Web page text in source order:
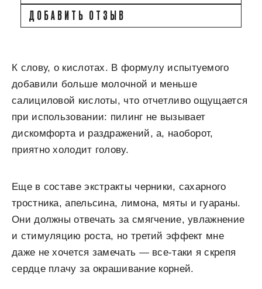
ДОБАВИТЬ ОТЗЫВ
К слову, о кислотах. В формулу испытуемого
добавили больше молочной и меньше
салициловой кислоты, что отчетливо ощущается
при использовании: пилинг не вызывает
дискомфорта и раздражений, а, наоборот,
приятно холодит голову.
Еще в составе экстракты черники, сахарного
тростника, апельсина, лимона, мяты и гуараны.
Они должны отвечать за смягчение, увлажнение
и стимуляцию роста, но третий эффект мне
даже не хочется замечать — все-таки я скрепя
сердце плачу за окрашивание корней.